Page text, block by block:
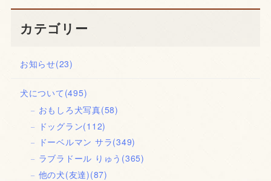
カテゴリー
お知らせ(23)
犬について (495)
おもしろ犬写真(58)
ドッグラン(112)
ドーベルマン サラ(349)
ラブラドール りゅう (365)
他の犬(友達)(87)